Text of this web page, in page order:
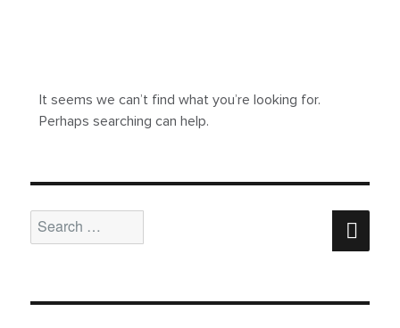
It seems we can’t find what you’re looking for.
Perhaps searching can help.
for: